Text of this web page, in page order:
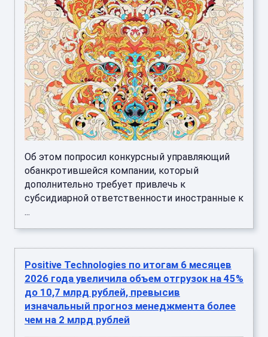
Об этом попросил конкурсный управляющий
обанкротившейся компании, который
дополнительно требует привлечь к
субсидиарной ответственности иностранные к
...
Positive Technologies по итогам 6 месяцев
2026 года увеличила объем отгрузок на 45%
до 10,7 млрд рублей, превысив
изначальный прогноз менеджмента более
чем на 2 млрд рублей